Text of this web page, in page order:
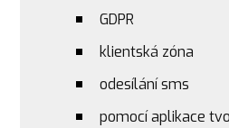
GDPR
klientská zóna
odesílání sms
pomocí aplikace